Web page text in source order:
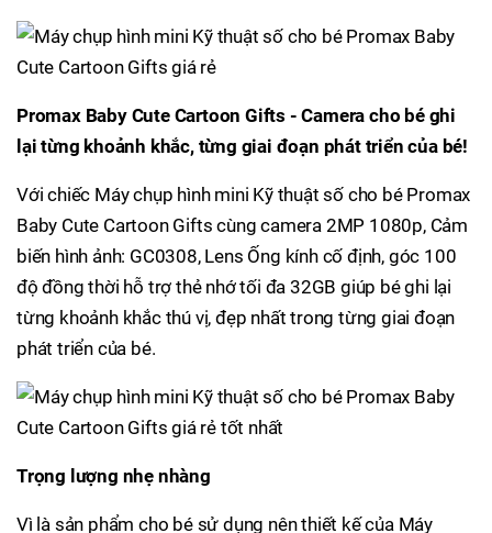
Promax Baby Cute Cartoon Gifts - Camera cho bé ghi
lại từng khoảnh khắc, từng giai đoạn phát triển của bé!
Với chiếc Máy chụp hình mini Kỹ thuật số cho bé Promax
Baby Cute Cartoon Gifts cùng camera 2MP 1080p, Cảm
biến hình ảnh: GC0308, Lens Ống kính cố định, góc 100
độ đồng thời hỗ trợ thẻ nhớ tối đa 32GB giúp bé ghi lại
từng khoảnh khắc thú vị, đẹp nhất trong từng giai đoạn
phát triển của bé.
Trọng lượng nhẹ nhàng
Vì là sản phẩm cho bé sử dụng nên thiết kế của Máy